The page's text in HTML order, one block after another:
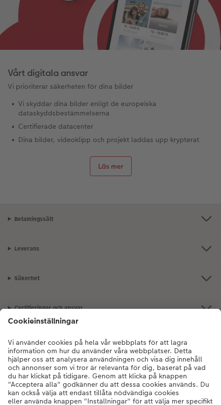
Vårt digitala ansvar
Vi prioriterar säkerheten för dina bilder
Vi skyddar dina bilder enligt de europeiska
dataskyddsbestämmelserna
Certifierade datacenter
Dina bilder, videoklipp och projekt laddas upp krypterat
Läs mer
Betalningssätt
Leverans
Säkerhet
Certifieringar och ansvar
Om oss
Fotoprodukter